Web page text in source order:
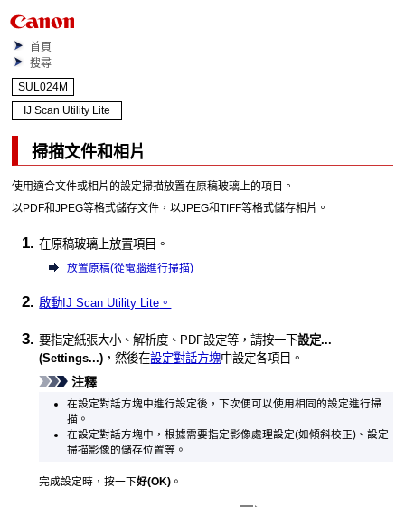
首頁
搜尋
SUL024M
IJ Scan Utility Lite
掃描文件和相片
使用適合文件或相片的設定掃描放置在原稿玻璃上的項目。
以PDF和JPEG等格式儲存文件，以JPEG和TIFF等格式儲存相片。
在原稿玻璃上放置項目。
放置原稿(從電腦進行掃描)
啟動IJ Scan Utility Lite 。
要指定紙張大小、解析度、 PDF設定等，請按一下設定...
(Settings...) ，然後在設定對話方塊中設定各項目。
注釋
在設定對話方塊中進行設定後，下次便可以使用相同的設定進行掃
描。
在設定對話方塊中，根據需要指定影像處理設定(如傾斜校正)、設定
掃描影像的儲存位置等。
完成設定時，按一下好(OK) 。